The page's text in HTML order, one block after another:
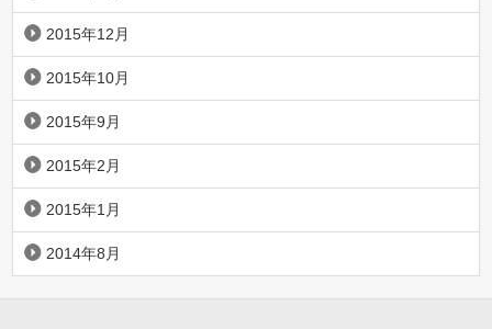
2015年12月
2015年10月
2015年9月
2015年2月
2015年1月
2014年8月